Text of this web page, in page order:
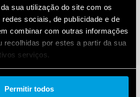
sua utilização do site com os
sociais, de publicidade e de
combinar com outras informações
recolhidas por estes a partir da sua
serviços.
Permitir todos